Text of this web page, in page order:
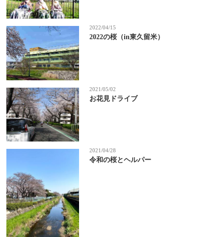
2022/04/15
2022の桜（in東久留米）
2021/05/02
お花見ドライブ
2021/04/28
令和の桜とヘルパー